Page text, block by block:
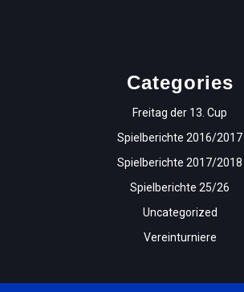
Categories
Freitag der 13. Cup
Spielberichte 2016/2017
Spielberichte 2017/2018
Spielberichte 25/26
Uncategorized
Vereinturniere